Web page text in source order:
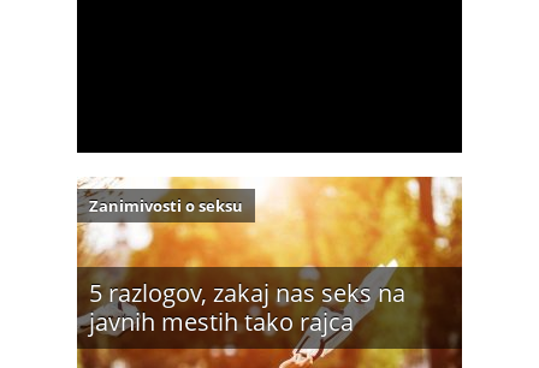
5 razlogov, zakaj nas seks na
javnih mestih tako rajca
Zanimivosti o seksu